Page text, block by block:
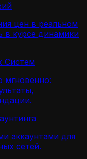
цен в реальном
в курсе динамики
Систем
аккаунтами для
сетей.